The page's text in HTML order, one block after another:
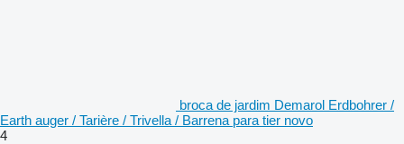
broca de jardim Demarol Erdbohrer /
Earth auger / Tarière / Trivella / Barrena para tier novo
4